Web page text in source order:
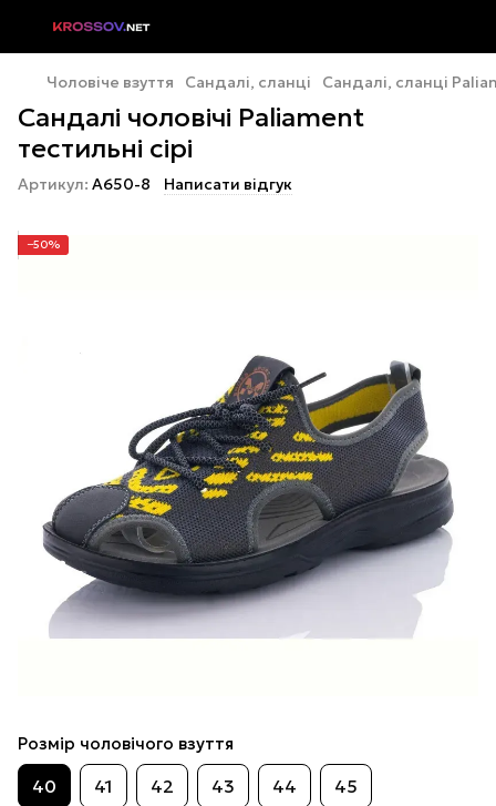
Чоловіче взуття Сандалі, сланці Сандалі, сланці
Сандалі чоловічі Paliament
тестильні сірі
Артикул: A650-8 Написати відгук
−50%
Розмір чоловічого взуття
40 41 42 43 44 45